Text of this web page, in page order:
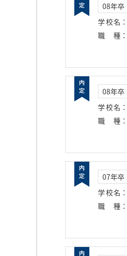
08年卒
学校名 ：
職種 ：
08年卒
学校名 ：
職種 ：
07年卒
学校名 ：
職種 ：